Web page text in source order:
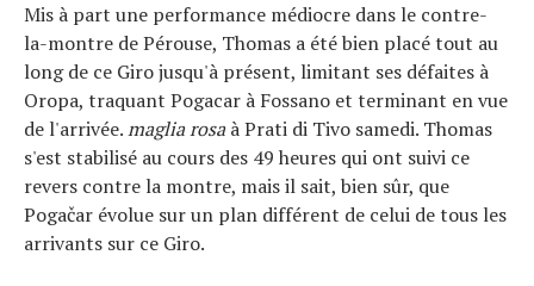
Mis à part une performance médiocre dans le contre-
la-montre de Pérouse, Thomas a été bien placé tout au
long de ce Giro jusqu'à présent, limitant ses défaites à
Oropa, traquant Pogacar à Fossano et terminant en vue
de l'arrivée.maglia rosaà Prati di Tivo samedi. Thomas
s'est stabilisé au cours des 49 heures qui ont suivi ce
revers contre la montre, mais il sait, bien sûr, que
Pogačar évolue sur un plan différent de celui de tous les
arrivants sur ce Giro.